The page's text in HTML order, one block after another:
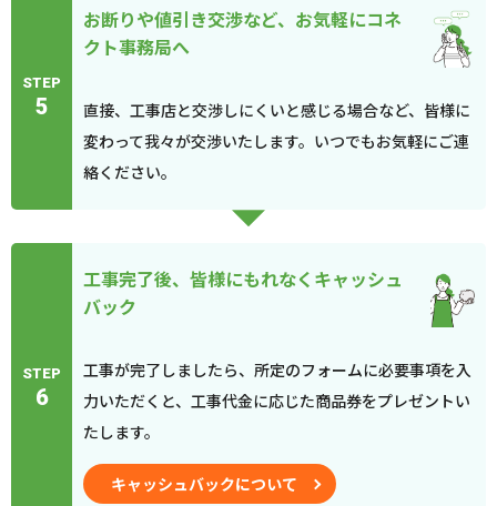
STEP
5
お断りや値引き交渉など、お気軽にコネ
クト事務局へ
直接、工事店と交渉しにくいと感じる場合など、皆様に
変わって我々が交渉いたします。いつでもお気軽にご連
絡ください。
STEP
6
工事完了後、皆様にもれなくキャッシュ
バック
工事が完了しましたら、所定のフォームに必要事項を入
力いただくと、工事代金に応じた商品券をプレゼントい
たします。
キャッシュバックについて